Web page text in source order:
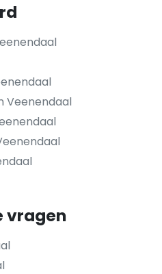
Veenendaal
vragen